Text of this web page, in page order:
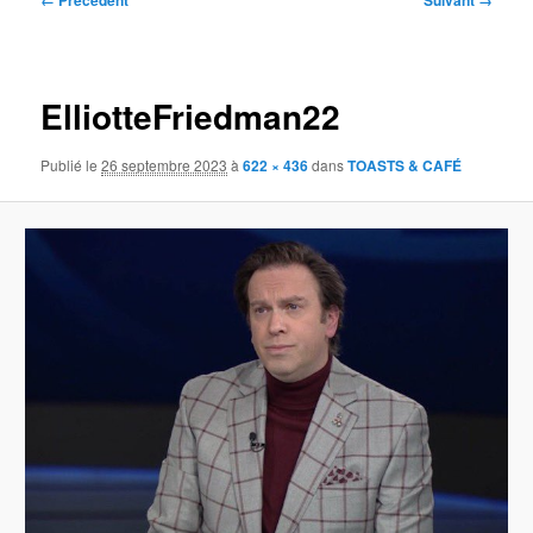
ElliotteFriedman22
Publié le26 septembre 2023 à622 × 436dansTOASTS & CAFÉ